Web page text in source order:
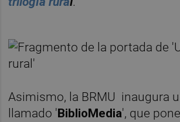
Asimismo, la BRMU inaugura
llamado 'BiblioMedia', que